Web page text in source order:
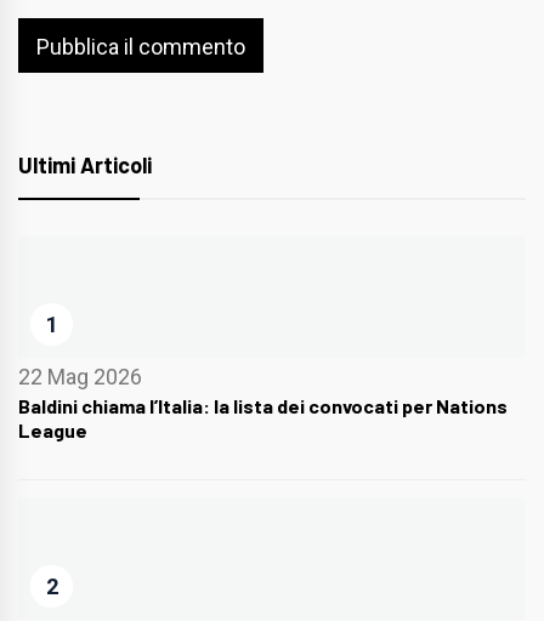
Ultimi Articoli
1
22 Mag 2026
Baldini chiama l’Italia: la lista dei convocati per Nations
League
2